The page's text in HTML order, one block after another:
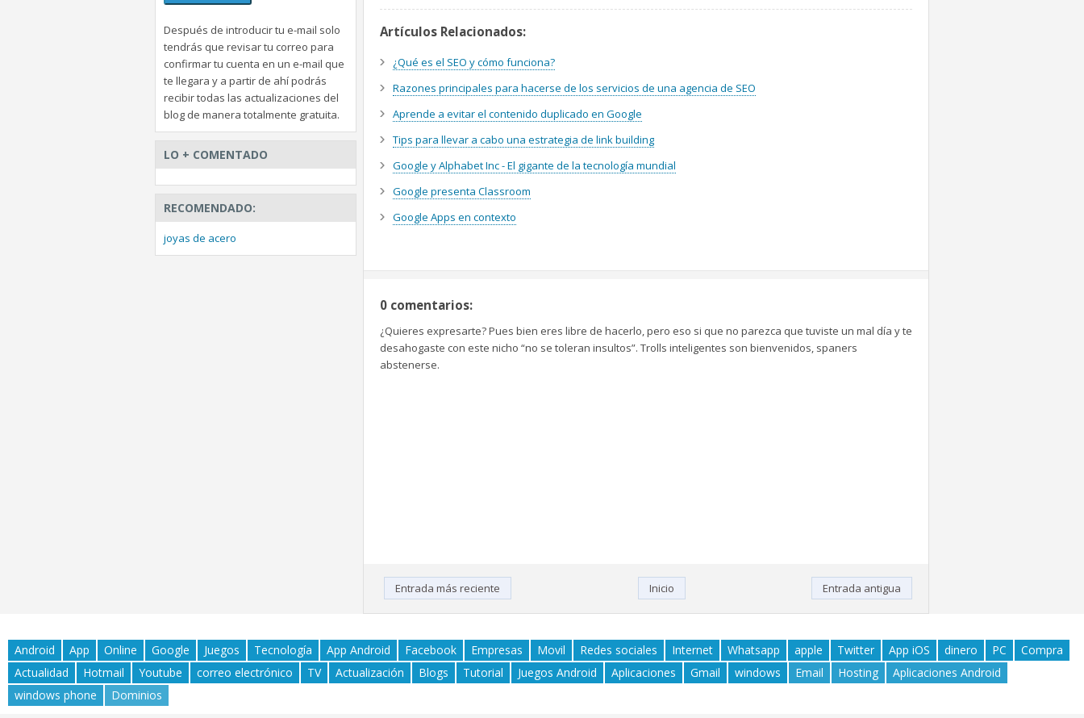
Artículos Relacionados:
¿Qué es el SEO y cómo funciona?
Razones principales para hacerse de los servicios de una agencia de SEO
Aprende a evitar el contenido duplicado en Google
Tips para llevar a cabo una estrategia de link building
Google y Alphabet Inc - El gigante de la tecnología mundial
Google presenta Classroom
Google Apps en contexto
0 comentarios:
¿Quieres expresarte? Pues bien eres libre de hacerlo, pero eso si que no parezca que tuviste un mal día y te
desahogaste con este nicho “no se toleran insultos”. Trolls inteligentes son bienvenidos, spaners
abstenerse.
Entrada más reciente Entrada antigua
Inicio
Después de introducir tu e-mail solo
tendrás que revisar tu correo para
confirmar tu cuenta en un e-mail que
te llegara y a partir de ahí podrás
recibir todas las actualizaciones del
blog de manera totalmente gratuita.
LO + COMENTADO
RECOMENDADO:
joyas de acero
Android App Online Google Juegos Tecnología App Android Facebook Empresas Movil Redes sociales Internet Whatsapp apple Twitter App iOS dinero PC
Compra
Actualidad
Hotmail Youtube correo electrónico TV Actualización Blogs Tutorial Juegos Android Aplicaciones Gmail windows Email Hosting
Aplicaciones Android
windows phone
Dominios